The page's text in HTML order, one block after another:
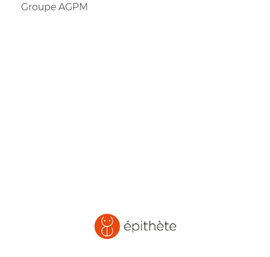
Groupe AGPM